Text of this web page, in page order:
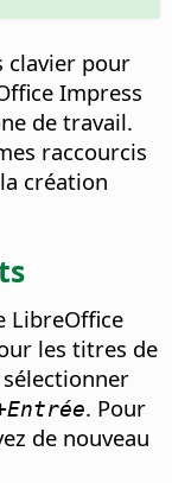
clavier pour
Impress
de travail.
raccourcis
création
LibreOffice
les titres de
. Pour
de nouveau